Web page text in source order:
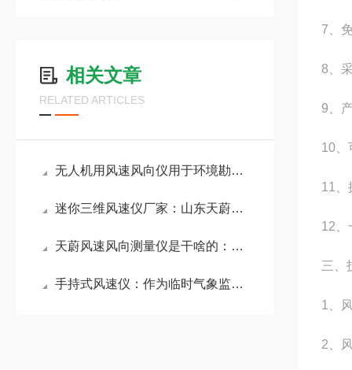
相关文章
RELATED ARTICLES
无人机用风速风向仪用于环境勘探：为无人机提供关键气象数据，保障飞行安全
迷你三维风速仪厂家：山东天蔚环境提供定制化服务，可根据用户特殊需求定制
天蔚风速风向测量仪是干啥的：实时监测气象，助力农林部门开展作物防灾
手持式风速仪：作为临时气象监测站，为应急通信和救援指挥提供气象信息支持
7、
8、
9、
10、
11、
12、
三、
1、
2、